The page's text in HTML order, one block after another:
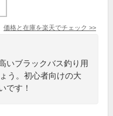
価格と在庫を楽天でチェック >>
いブラックバス釣り用
う。初心者向けの大
です！